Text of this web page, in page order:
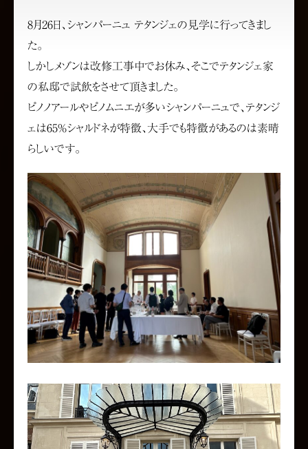
8月26日、シャンパーニュ テタンジェの見学に行ってきまし
た。
しかしメゾンは改修工事中でお休み、そこでテタンジェ家
の私邸で試飲をさせて頂きました。
ピノノアールやピノムニエが多いシャンパーニュで、テタンジ
ェは65%シャルドネが特徴、大手でも特徴があるのは素晴
らしいです。